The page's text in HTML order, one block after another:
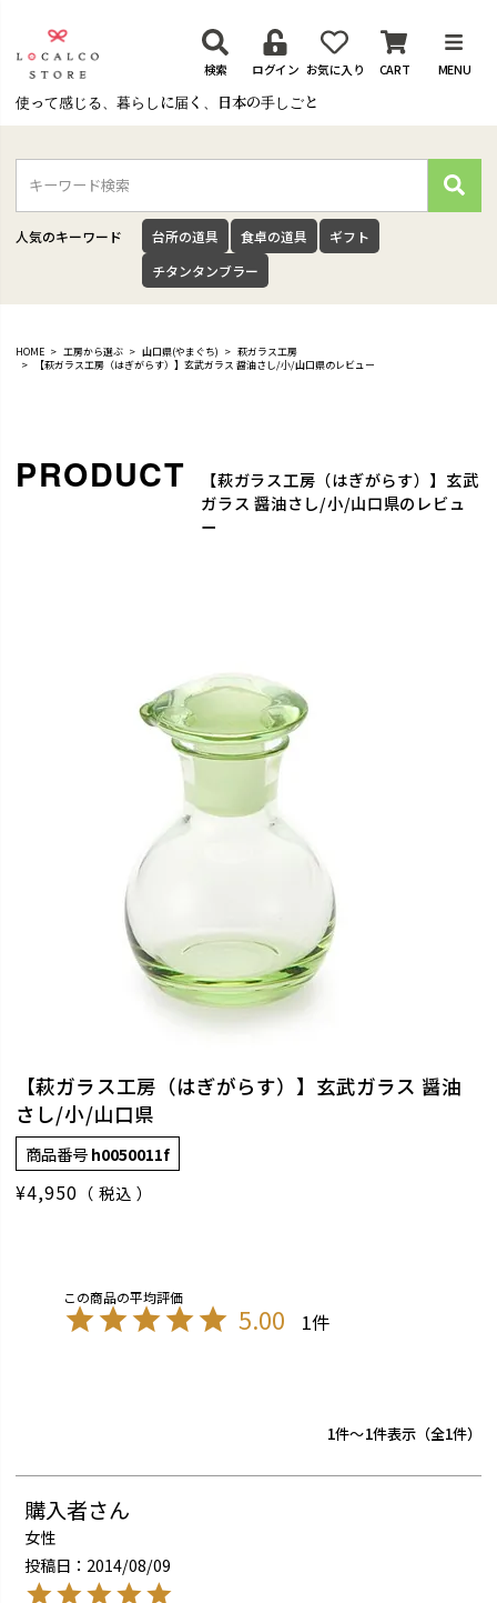
使って感じる、暮らしに届く、日本の手しごと
検索 ログイン お気に入り CART MENU
検
索
人気のキーワード 台所の道具 食卓の道具
ギフト
チタンタンブラー
HOME 工房から選ぶ 山口県(やまぐち)
萩ガラス工房
【萩ガラス工房（はぎがらす）】玄武ガラス 醤油さし/小/山口県のレビュー
【萩ガラス工房（はぎがらす）】玄武
ガラス 醤油さし/小/山口県のレビュ
ー
【萩ガラス工房（はぎがらす）】玄武ガラス 醤油
さし/小/山口県
商品番号h0050011f
¥4,950 税込
5.00 1
1
1 -1件表示
購入者
女性
投稿日
2014/08/09